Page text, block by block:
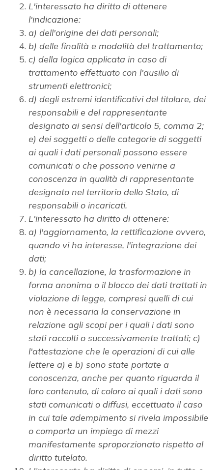
L'interessato ha diritto di ottenere
l'indicazione:
a) dell'origine dei dati personali;
b) delle finalità e modalità del trattamento;
c) della logica applicata in caso di
trattamento effettuato con l'ausilio di
strumenti elettronici;
d) degli estremi identificativi del titolare, dei
responsabili e del rappresentante
designato ai sensi dell'articolo 5, comma 2;
e) dei soggetti o delle categorie di soggetti
ai quali i dati personali possono essere
comunicati o che possono venirne a
conoscenza in qualità di rappresentante
designato nel territorio dello Stato, di
responsabili o incaricati.
L'interessato ha diritto di ottenere:
a) l'aggiornamento, la rettificazione ovvero,
quando vi ha interesse, l'integrazione dei
dati;
b) la cancellazione, la trasformazione in
forma anonima o il blocco dei dati trattati in
violazione di legge, compresi quelli di cui
non è necessaria la conservazione in
relazione agli scopi per i quali i dati sono
stati raccolti o successivamente trattati; c)
l'attestazione che le operazioni di cui alle
lettere a) e b) sono state portate a
conoscenza, anche per quanto riguarda il
loro contenuto, di coloro ai quali i dati sono
stati comunicati o diffusi, eccettuato il caso
in cui tale adempimento si rivela impossibile
o comporta un impiego di mezzi
manifestamente sproporzionato rispetto al
diritto tutelato.